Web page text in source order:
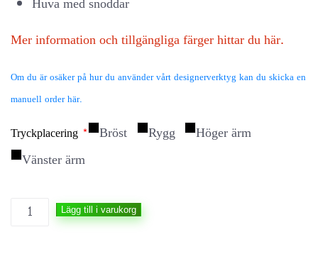
Mer information och tillgängliga färger hittar du här.
Om du är osäker på hur du använder vårt designerverktyg kan du skicka en
manuell order här.
Tryckplacering * Bröst Rygg
Höger ärm
Vänster ärm
Lägg till i varukorg